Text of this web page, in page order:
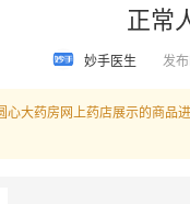
正常
妙手医生 发
心大药房网上药店展示的商品